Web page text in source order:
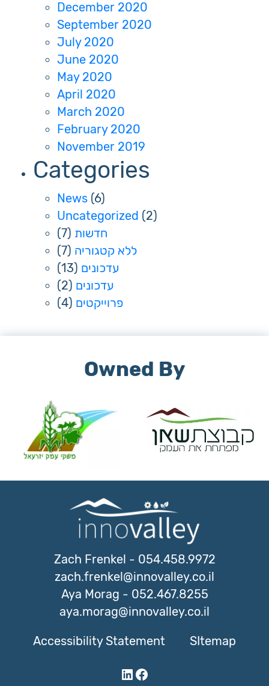
December 2020
September 2020
July 2020
June 2020
May 2020
April 2020
March 2020
February 2020
November 2019
Categories
News (6)
Uncategorized (2)
חדשות (7)
ללא קטגוריה (7)
עדכונים (13)
עדכונים (2)
פרוייקטים (4)
Owned By
Zach Frenkel - 054.458.9972
zach.frenkel@innovalley.co.il
Aya Morag - 052.467.8255
aya.morag@innovalley.co.il
Accessibility Statement SItemap
LinkedIn
Facebook